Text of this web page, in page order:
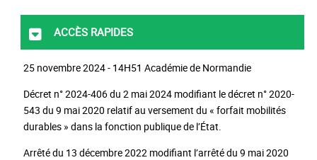
Accès rapides
25 novembre 2024 - 14H51 Académie de Normandie
Décret n° 2024-406 du 2 mai 2024 modifiant le décret n° 2020-
543 du 9 mai 2020 relatif au versement du « forfait mobilités
durables » dans la fonction publique de l’État.
Arrêté du 13 décembre 2022 modifiant l’arrêté du 9 mai 2020